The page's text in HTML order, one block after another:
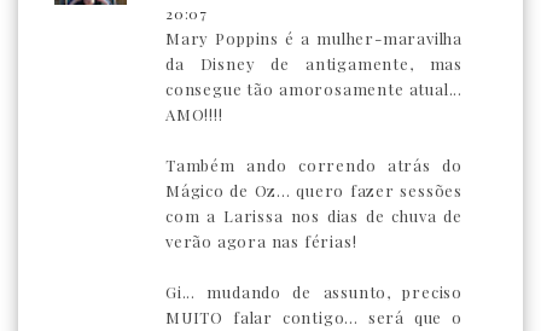
20:07
Mary Poppins é a mulher-maravilha
da Disney de antigamente, mas
consegue tão amorosamente atual...
AMO!!!!
Também ando correndo atrás do
Mágico de Oz... quero fazer sessões
com a Larissa nos dias de chuva de
verão agora nas férias!
Gi... mudando de assunto, preciso
MUITO falar contigo... será que o